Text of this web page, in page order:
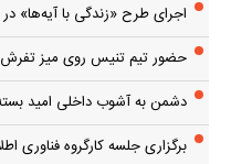
اجرای طرح «زندگی با آیه‌ها»
حضور تیم تنیس روی میز
دشمن به آشوب داخلی امید
برگزاری جلسه کارگروه فناوری